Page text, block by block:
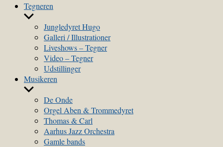
Tegneren
Show
menu
Jungledyret Hugo
Galleri / Illustrationer
Liveshows – Tegner
Video – Tegner
Udstillinger
Musikeren
Show
menu
De Onde
Orgel Aben & Trommedyret
Thomas & Carl
Aarhus Jazz Orchestra
Gamle bands